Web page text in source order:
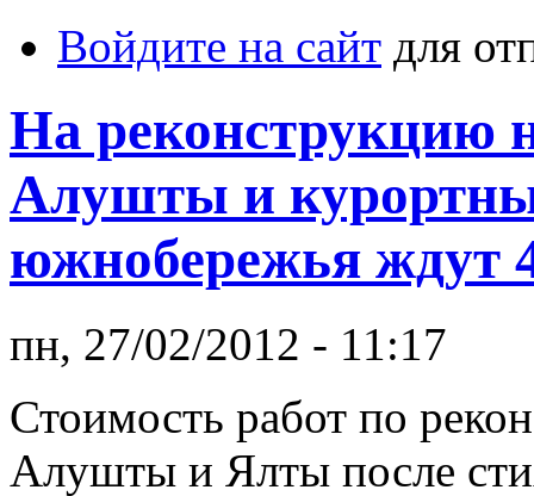
Войдите на сайт для
На реконструкцию
Алушты и
южнобережья ждут
пн, 27/02/2012 - 11:17
Стоимость работ по
Алушты и Ялты после